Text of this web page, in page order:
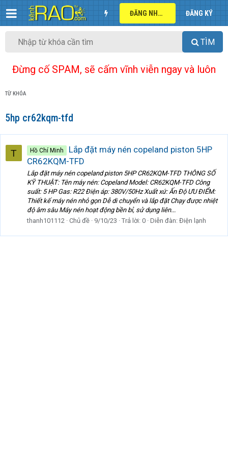
ĐĂNG NHẬP ĐĂNG KÝ
TÌM
Đừng cố SPAM, sẽ cấm vĩnh viễn ngay và luôn
TỪ KHÓA
5hp cr62kqm-tfd
T Hồ Chí Minh
Lắp đặt máy nén copeland piston 5HP
CR62KQM-TFD
Lắp đặt máy nén copeland piston 5HP CR62KQM-TFD THÔNG SỐ
KỸ THUẬT: Tên máy nén: Copeland Model: CR62KQM-TFD Công
suất: 5 HP Gas: R22 Điện áp: 380V/50Hz Xuất xứ: Ấn Độ ƯU ĐIỂM:
Thiết kế máy nén nhỏ gọn Dễ di chuyển và lắp đặt Chạy được nhiệt
độ âm sâu Máy nén hoạt động bền bỉ, sử dụng liên...
thanh101112 Chủ đề 9/10/23 Trả lời: 0 Diễn đàn: Điện lạnh